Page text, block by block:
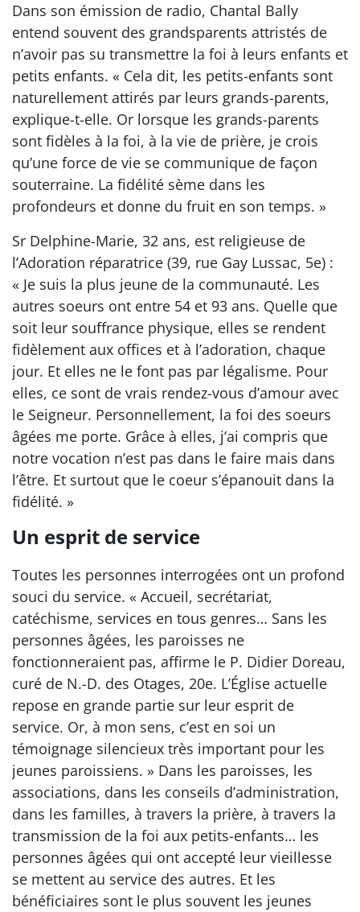
Dans son émission de radio, Chantal Bally
entend souvent des grandsparents attristés de
n’avoir pas su transmettre la foi à leurs enfants et
petits enfants. « Cela dit, les petits-enfants sont
naturellement attirés par leurs grands-parents,
explique-t-elle. Or lorsque les grands-parents
sont fidèles à la foi, à la vie de prière, je crois
qu’une force de vie se communique de façon
souterraine. La fidélité sème dans les
profondeurs et donne du fruit en son temps. »
Sr Delphine-Marie, 32 ans, est religieuse de
l’Adoration réparatrice (39, rue Gay Lussac, 5e) :
« Je suis la plus jeune de la communauté. Les
autres soeurs ont entre 54 et 93 ans. Quelle que
soit leur souffrance physique, elles se rendent
fidèlement aux offices et à l’adoration, chaque
jour. Et elles ne le font pas par légalisme. Pour
elles, ce sont de vrais rendez-vous d’amour avec
le Seigneur. Personnellement, la foi des soeurs
âgées me porte. Grâce à elles, j’ai compris que
notre vocation n’est pas dans le faire mais dans
l’être. Et surtout que le coeur s’épanouit dans la
fidélité. »
Un esprit de service
Toutes les personnes interrogées ont un profond
souci du service. « Accueil, secrétariat,
catéchisme, services en tous genres… Sans les
personnes âgées, les paroisses ne
fonctionneraient pas, affirme le P. Didier Doreau,
curé de N.-D. des Otages, 20e. L’Église actuelle
repose en grande partie sur leur esprit de
service. Or, à mon sens, c’est en soi un
témoignage silencieux très important pour les
jeunes paroissiens. » Dans les paroisses, les
associations, dans les conseils d’administration,
dans les familles, à travers la prière, à travers la
transmission de la foi aux petits-enfants… les
personnes âgées qui ont accepté leur vieillesse
se mettent au service des autres. Et les
bénéficiaires sont le plus souvent les jeunes